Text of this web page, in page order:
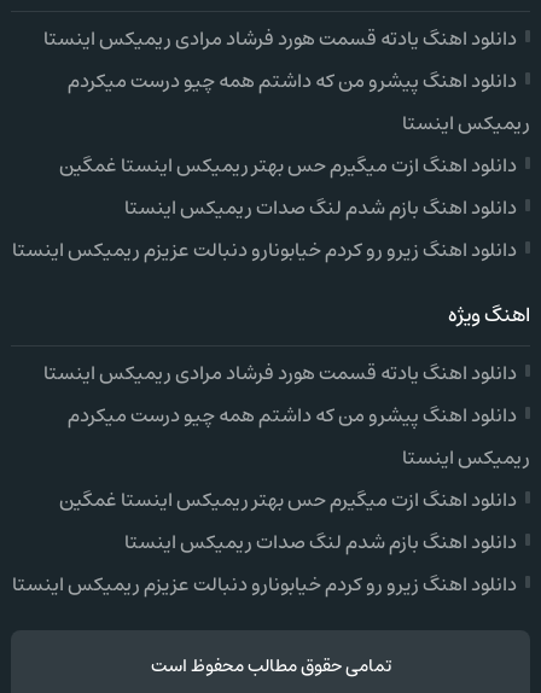
دانلود اهنگ یادته قسمت هورد فرشاد مرادی ریمیکس اینستا
دانلود اهنگ پیشرو من که داشتم همه چیو درست میکردم
ریمیکس اینستا
دانلود اهنگ ازت میگیرم حس بهتر ریمیکس اینستا غمگین
دانلود اهنگ بازم شدم لنگ صدات ریمیکس اینستا
دانلود اهنگ زیرو رو کردم خیابونارو دنبالت عزیزم ریمیکس اینستا
اهنگ ویژه
دانلود اهنگ یادته قسمت هورد فرشاد مرادی ریمیکس اینستا
دانلود اهنگ پیشرو من که داشتم همه چیو درست میکردم
ریمیکس اینستا
دانلود اهنگ ازت میگیرم حس بهتر ریمیکس اینستا غمگین
دانلود اهنگ بازم شدم لنگ صدات ریمیکس اینستا
دانلود اهنگ زیرو رو کردم خیابونارو دنبالت عزیزم ریمیکس اینستا
تمامی حقوق مطالب محفوظ است